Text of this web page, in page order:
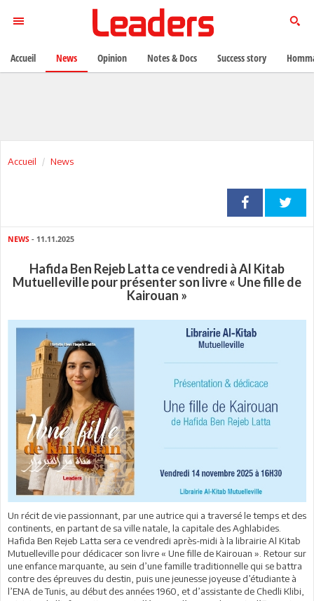
Accueil News
NEWS - 11.11.2025
Hafida Ben Rejeb Latta ce vendredi à Al Kitab
Mutuelleville pour présenter son livre « Une fille de
Kairouan »
Un récit de vie passionnant, par une autrice qui a traversé le temps et des
continents, en partant de sa ville natale, la capitale des Aghlabides.
Hafida Ben Rejeb Latta sera ce vendredi après-midi à la librairie Al Kitab
Mutuelleville pour dédicacer son livre « Une fille de Kairouan ». Retour sur
une enfance marquante, au sein d’une famille traditionnelle qui se battra
contre des épreuves du destin, puis une jeunesse joyeuse d’étudiante à
l’ENA de Tunis, au début des années 1960, et d’assistante de Chedli Klibi,
Accueil News Opinion Notes & Docs Success story